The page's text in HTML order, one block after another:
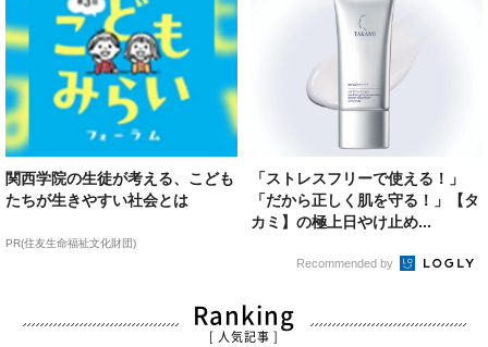
関西学院の生徒が考える、こども
たちが生きやすい社会とは
PR(住友生命福祉文化財団)
「ストレスフリーで使える！」
「だから正しく肌を守る！」【タ
カミ】の極上日やけ止め...
Recommended by
Ranking
[ 人気記事 ]